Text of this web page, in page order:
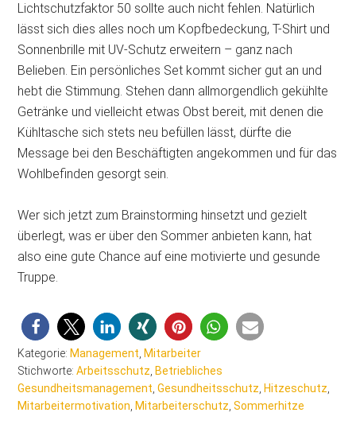
Lichtschutzfaktor 50 sollte auch nicht fehlen. Natürlich
lässt sich dies alles noch um Kopfbedeckung, T-Shirt und
Sonnenbrille mit UV-Schutz erweitern – ganz nach
Belieben. Ein persönliches Set kommt sicher gut an und
hebt die Stimmung. Stehen dann allmorgendlich gekühlte
Getränke und vielleicht etwas Obst bereit, mit denen die
Kühltasche sich stets neu befüllen lässt, dürfte die
Message bei den Beschäftigten angekommen und für das
Wohlbefinden gesorgt sein.
Wer sich jetzt zum Brainstorming hinsetzt und gezielt
überlegt, was er über den Sommer anbieten kann, hat
also eine gute Chance auf eine motivierte und gesunde
Truppe.
Kategorie: Management, Mitarbeiter
Stichworte:Arbeitsschutz, Betriebliches
Gesundheitsmanagement,Gesundheitsschutz, Hitzeschutz,
Mitarbeitermotivation, Mitarbeiterschutz,Sommerhitze